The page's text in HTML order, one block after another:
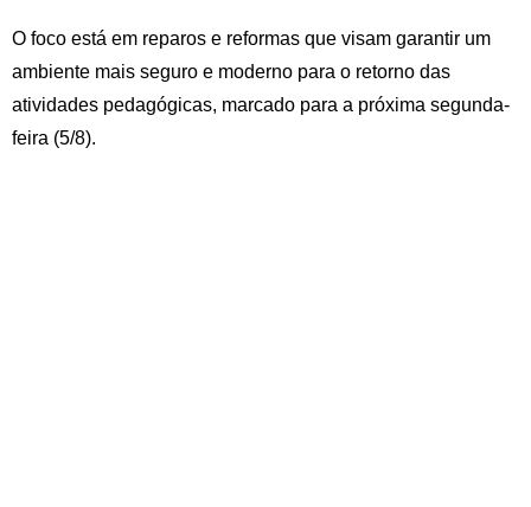
O foco está em reparos e reformas que visam garantir um
ambiente mais seguro e moderno para o retorno das
atividades pedagógicas, marcado para a próxima segunda-
feira (5/8).